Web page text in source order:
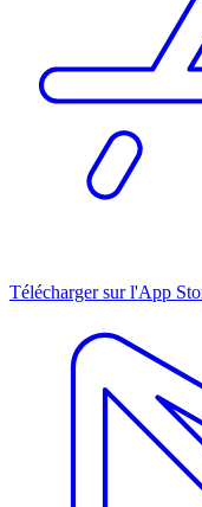
Télécharger sur l'App